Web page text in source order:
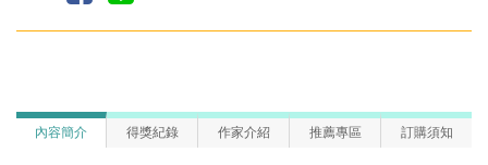
內容簡介 得獎紀錄 作家介紹 推薦專區 訂購須知